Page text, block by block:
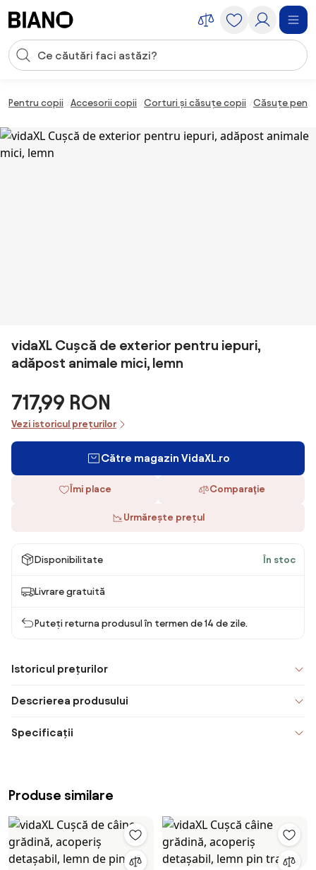
Introducerea căutării
Pentru copii Accesorii copii Corturi și căsuțe copii Căsuțe
vidaXL Cușcă de exterior pentru iepuri,
adăpost animale mici, lemn
717,99 RON
Vezi istoricul prețurilor
Către magazin VidaXL.ro
Îmi place Comparaţie
Urmărește prețul
Disponibilitate În stoc
Livrare gratuită
Puteți returna produsul în termen de 14 de zile.
Istoricul prețurilor
Descrierea produsului
Specificații
Produse similare